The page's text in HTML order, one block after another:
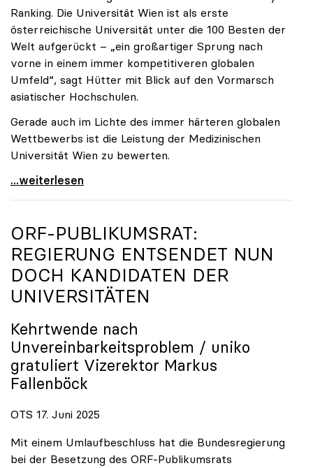
Ranking. Die Universität Wien ist als erste
österreichische Universität unter die 100 Besten der
Welt aufgerückt – „ein großartiger Sprung nach
vorne in einem immer kompetitiveren globalen
Umfeld“, sagt Hütter mit Blick auf den Vormarsch
asiatischer Hochschulen.
Gerade auch im Lichte des immer härteren globalen
Wettbewerbs ist die Leistung der Medizinischen
Universität Wien zu bewerten.
„Top-Rankingplätze heimischer Universitäten geben
...weiterlesen
ORF-PUBLIKUMSRAT:
REGIERUNG ENTSENDET NUN
DOCH KANDIDATEN DER
UNIVERSITÄTEN
Kehrtwende nach
Unvereinbarkeitsproblem / uniko
gratuliert Vizerektor Markus
Fallenböck
OTS 17. Juni 2025
Mit einem Umlaufbeschluss hat die Bundesregierung
bei der Besetzung des ORF-Publikumsrats